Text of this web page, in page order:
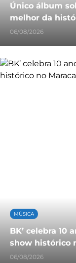
Único álbum
melhor da
06/08/2026
MÚSICA
BK’ celebra 10
show histórico
06/08/2026